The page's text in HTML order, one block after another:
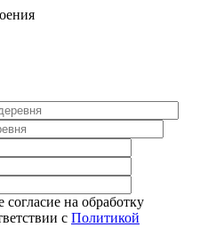
на обработку
c Политикой